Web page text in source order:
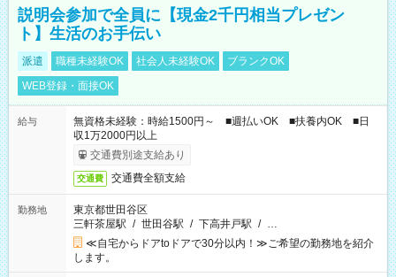
説明会参加で全員に【現金2千円相当プレゼン
ト】生活のお手伝い
派遣 職種未経験OK 社会人未経験OK
ブランクOK
WEB登録・面接OK
給与
無資格未経験：時給1500円～ ■週払いOK ■扶養内OK ■日
収1万2000円以上
交通費別途支給あり
交通費 交通費全額支給
勤務地
東京都世田谷区
三軒茶屋駅 / 世田谷駅 / 下高井戸駅 / …
≪自宅からドアtoドアで30分以内！≫ご希望の勤務地を紹介
します。